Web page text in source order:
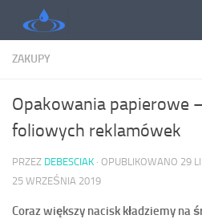
Skip to content
ZAKUPY
Opakowania papierowe
foliowych reklamówek
PRZEZ DEBESCIAK · OPUBLIKOWANO 29
25 WRZEŚNIA 2019
Coraz większy nacisk kładziemy na